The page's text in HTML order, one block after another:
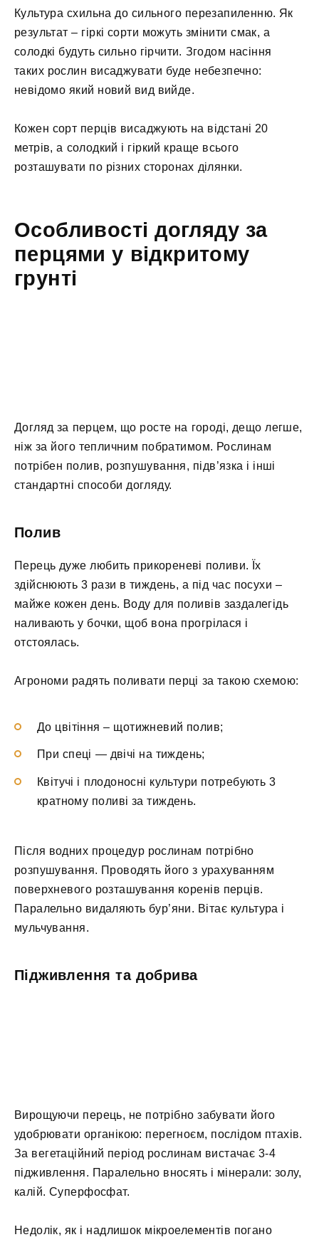
Культура схильна до сильного перезапиленню. Як
результат – гіркі сорти можуть змінити смак, а
солодкі будуть сильно гірчити. Згодом насіння
таких рослин висаджувати буде небезпечно:
невідомо який новий вид вийде.
Кожен сорт перців висаджують на відстані 20
метрів, а солодкий і гіркий краще всього
розташувати по різних сторонах ділянки.
Особливості догляду за
перцями у відкритому
грунті
Догляд за перцем, що росте на городі, дещо легше,
ніж за його тепличним побратимом. Рослинам
потрібен полив, розпушування, підв’язка і інші
стандартні способи догляду.
Полив
Перець дуже любить прикореневі поливи. Їх
здійснюють 3 рази в тиждень, а під час посухи –
майже кожен день. Воду для поливів заздалегідь
наливають у бочки, щоб вона прогрілася і
отстоялась.
Агрономи радять поливати перці за такою схемою:
До цвітіння – щотижневий полив;
При спеці — двічі на тиждень;
Квітучі і плодоносні культури потребують 3
кратному поливі за тиждень.
Після водних процедур рослинам потрібно
розпушування. Проводять його з урахуванням
поверхневого розташування коренів перців.
Паралельно видаляють бур’яни. Вітає культура і
мульчування.
Підживлення та добрива
Вирощуючи перець, не потрібно забувати його
удобрювати органікою: перегноєм, послідом птахів.
За вегетаційний період рослинам вистачає 3-4
підживлення. Паралельно вносять і мінерали: золу,
калій. Суперфосфат.
Недолік, як і надлишок мікроелементів погано